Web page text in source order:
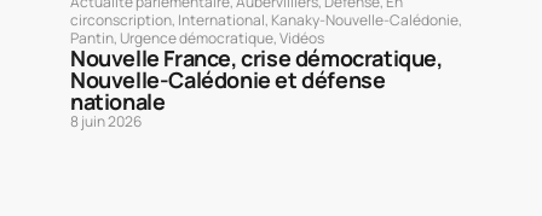
circonscription, International, Kanaky-Nouvelle-Calédonie,
Pantin, Urgence démocratique,Vidéos
Nouvelle France, crise démocratique,
Nouvelle-Calédonie et défense
nationale
8 juin 2026